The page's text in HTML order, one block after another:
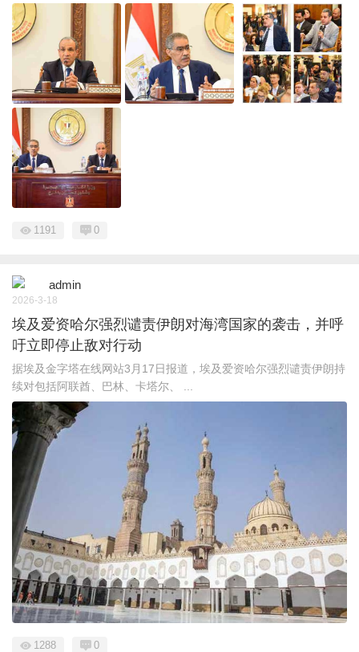
1191 0
admin
2026-3-18
埃及爱资哈尔强烈谴责伊朗对海湾国家的袭击，并呼
吁立即停止敌对行动
据埃及金字塔在线网站3月17日报道，埃及爱资哈尔强烈谴责伊朗持
续对包括阿联酋、巴林、卡塔尔、 ...
1288 0